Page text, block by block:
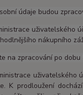
údaje budou
uživatelského
nákupního
na zpracování po
uživatelského
K prodloužení